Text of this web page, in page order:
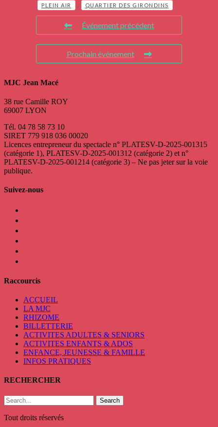
PLEIN AIR QUARTIER DES GIRONDINS
Événement précédent
Prochain événement
MJC Jean Macé
38 rue Camille ROY
69007 LYON
Tél. 04 78 58 73 10
SIRET 779 918 036 00020
Licences entrepreneur du spectacle n° PLATESV-D-2025-001315
(catégorie 1), PLATESV-D-2025-001312 (catégorie 2) et n°
PLATESV-D-2025-001214 (catégorie 3) – Ne pas jeter sur la voie
publique.
Suivez-nous
Raccourcis
ACCUEIL
LA MJC
RHIZOME
BILLETTERIE
ACTIVITES ADULTES & SENIORS
ACTIVITES ENFANTS & ADOS
ENFANCE, JEUNESSE & FAMILLE
INFOS PRATIQUES
RECHERCHER
Search
Tout droits réservés